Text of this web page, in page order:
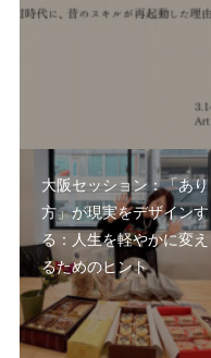
大阪セッション：「あり
方」が現実をデザインす
る：人生を軽やかに変え
るためのヒント